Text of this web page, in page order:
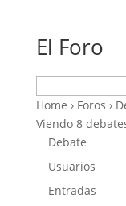
El Foro
Home › Foros ›
Viendo 8
Debate
Usuarios
Entradas